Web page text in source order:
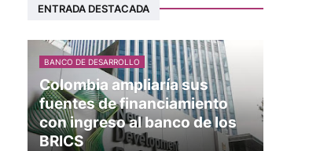
ENTRADA DESTACADA
BANCO DE DESARROLLO
Colombia ampliaría sus
fuentes de financiamiento
con ingreso al banco de los
BRICS